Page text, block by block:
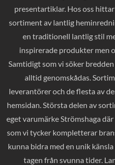
presentartiklar. Hos oss
sortiment av lantlig
en traditionell lantlig stil
inspirerade produkter men
Samtidigt som vi söker
alltid genomskådas.
leverantörer och de flesta av
hemsidan. Största delen av
eget varumärke Strömshaga
som vi tycker kompletterar
kunna bidra med en unik
tagen från svunna tider.